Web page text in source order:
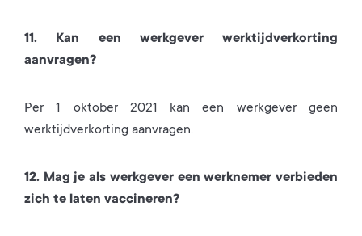
11. Kan een werkgever werktijdverkorting
aanvragen?
Per 1 oktober 2021 kan een werkgever geen
werktijdverkorting aanvragen.
12. Mag je als werkgever een werknemer verbieden
zich te laten vaccineren?